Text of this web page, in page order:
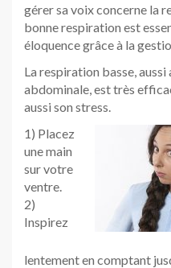
gérer sa voix concerne la
bonne respiration est
éloquence grâce à la
La respiration basse,
abdominale, est très
aussi son stress.
1) Placez
une main
sur votre
ventre.
2)
Inspirez
lentement en comptant